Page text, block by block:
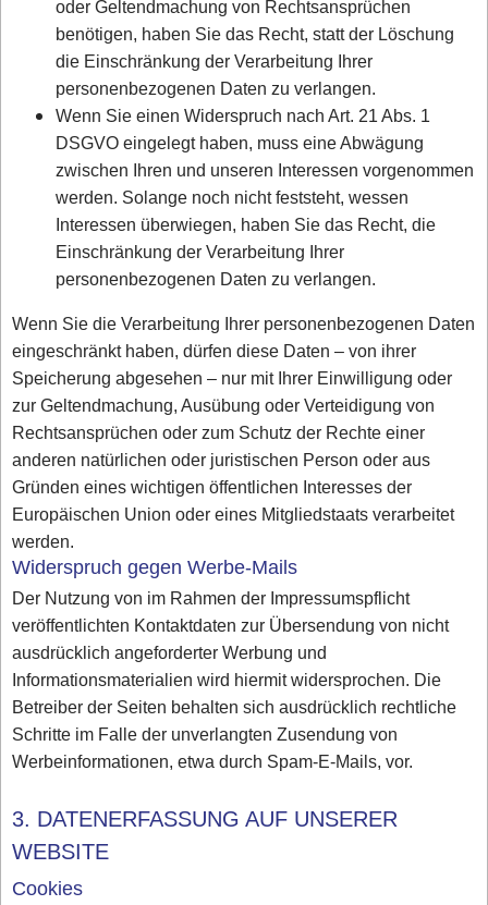
oder Geltendmachung von Rechtsansprüchen
benötigen, haben Sie das Recht, statt der Löschung
die Einschränkung der Verarbeitung Ihrer
personenbezogenen Daten zu verlangen.
Wenn Sie einen Widerspruch nach Art. 21 Abs. 1
DSGVO eingelegt haben, muss eine Abwägung
zwischen Ihren und unseren Interessen vorgenommen
werden. Solange noch nicht feststeht, wessen
Interessen überwiegen, haben Sie das Recht, die
Einschränkung der Verarbeitung Ihrer
personenbezogenen Daten zu verlangen.
Wenn Sie die Verarbeitung Ihrer personenbezogenen Daten
eingeschränkt haben, dürfen diese Daten – von ihrer
Speicherung abgesehen – nur mit Ihrer Einwilligung oder
zur Geltendmachung, Ausübung oder Verteidigung von
Rechtsansprüchen oder zum Schutz der Rechte einer
anderen natürlichen oder juristischen Person oder aus
Gründen eines wichtigen öffentlichen Interesses der
Europäischen Union oder eines Mitgliedstaats verarbeitet
werden.
Widerspruch gegen Werbe-Mails
Der Nutzung von im Rahmen der Impressumspflicht
veröffentlichten Kontaktdaten zur Übersendung von nicht
ausdrücklich angeforderter Werbung und
Informationsmaterialien wird hiermit widersprochen. Die
Betreiber der Seiten behalten sich ausdrücklich rechtliche
Schritte im Falle der unverlangten Zusendung von
Werbeinformationen, etwa durch Spam-E-Mails, vor.
3. DATENERFASSUNG AUF UNSERER
WEBSITE
Cookies